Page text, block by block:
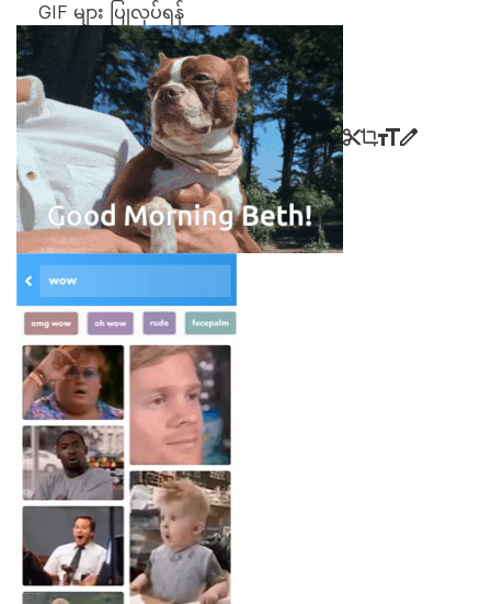
GIF များ ပြုလုပ်ရန်